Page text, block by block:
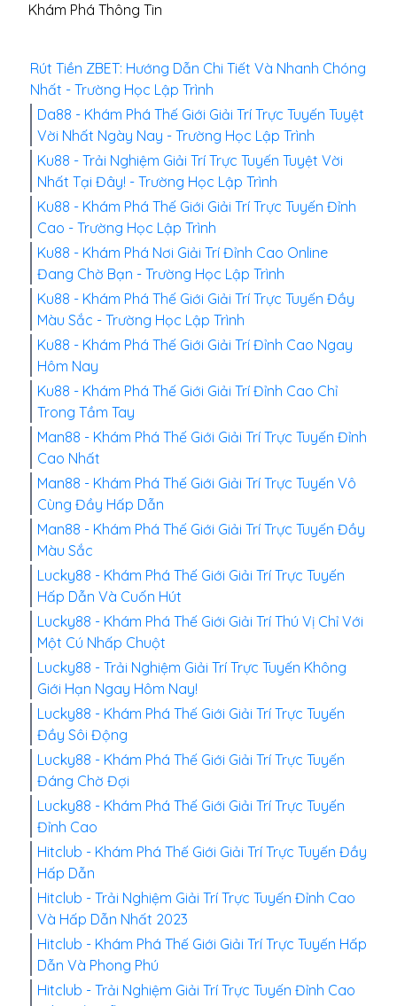
Khám Phá Thông Tin
Rút Tiền ZBET: Hướng Dẫn Chi Tiết Và Nhanh Chóng
Nhất - Trường Học Lập Trình
Da88 - Khám Phá Thế Giới Giải Trí Trực Tuyến Tuyệt
Vời Nhất Ngày Nay - Trường Học Lập Trình
Ku88 - Trải Nghiệm Giải Trí Trực Tuyến Tuyệt Vời
Nhất Tại Đây! - Trường Học Lập Trình
Ku88 - Khám Phá Thế Giới Giải Trí Trực Tuyến Đỉnh
Cao - Trường Học Lập Trình
Ku88 - Khám Phá Nơi Giải Trí Đỉnh Cao Online
Đang Chờ Bạn - Trường Học Lập Trình
Ku88 - Khám Phá Thế Giới Giải Trí Trực Tuyến Đầy
Màu Sắc - Trường Học Lập Trình
Ku88 - Khám Phá Thế Giới Giải Trí Đỉnh Cao Ngay
Hôm Nay
Ku88 - Khám Phá Thế Giới Giải Trí Đỉnh Cao Chỉ
Trong Tầm Tay
Man88 - Khám Phá Thế Giới Giải Trí Trực Tuyến Đỉnh
Cao Nhất
Man88 - Khám Phá Thế Giới Giải Trí Trực Tuyến Vô
Cùng Đầy Hấp Dẫn
Man88 - Khám Phá Thế Giới Giải Trí Trực Tuyến Đầy
Màu Sắc
Lucky88 - Khám Phá Thế Giới Giải Trí Trực Tuyến
Hấp Dẫn Và Cuốn Hút
Lucky88 - Khám Phá Thế Giới Giải Trí Thú Vị Chỉ Với
Một Cú Nhấp Chuột
Lucky88 - Trải Nghiệm Giải Trí Trực Tuyến Không
Giới Hạn Ngay Hôm Nay!
Lucky88 - Khám Phá Thế Giới Giải Trí Trực Tuyến
Đầy Sôi Động
Lucky88 - Khám Phá Thế Giới Giải Trí Trực Tuyến
Đáng Chờ Đợi
Lucky88 - Khám Phá Thế Giới Giải Trí Trực Tuyến
Đỉnh Cao
Hitclub - Khám Phá Thế Giới Giải Trí Trực Tuyến Đầy
Hấp Dẫn
Hitclub - Trải Nghiệm Giải Trí Trực Tuyến Đỉnh Cao
Và Hấp Dẫn Nhất 2023
Hitclub - Khám Phá Thế Giới Giải Trí Trực Tuyến Hấp
Dẫn Và Phong Phú
Hitclub - Trải Nghiệm Giải Trí Trực Tuyến Đỉnh Cao